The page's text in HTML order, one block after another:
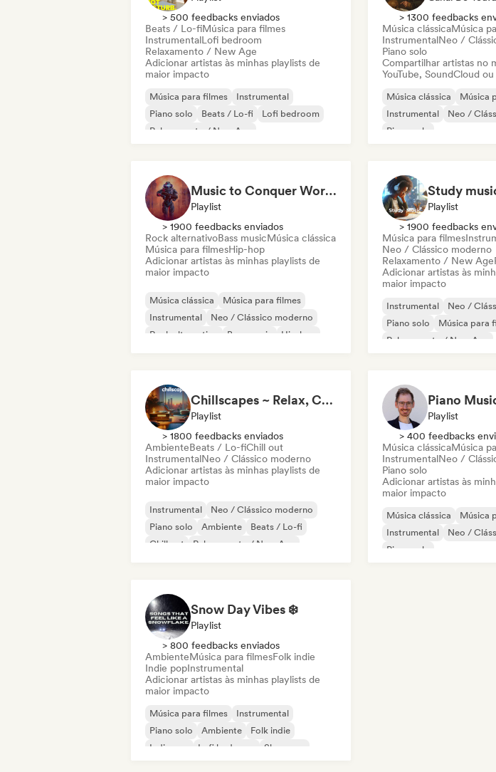
> 500 feedbacks enviados
Beats / Lo-fiMúsica para filmes
InstrumentalLofi bedroom
Relaxamento / New Age
Adicionar artistas às minhas playlists de
maior impacto
Música para filmes
Instrumental
Piano solo
Beats / Lo-fi
Lofi bedroom
Relaxamento / New Age
> 1300 feedbacks
Música clássicaMúsica
InstrumentalNeo /
Piano solo
Compartilhar artistas no
YouTube, SoundCloud
Música clássica
Música
Instrumental
Neo /
Piano solo
Music to Conquer Worlds To ⚔️ Epic Orchestral, Cinematic & Trailer Music
Playlist
> 1900 feedbacks enviados
Rock alternativoBass musicMúsica clássica
Música para filmesHip-hop
Adicionar artistas às minhas playlists de
maior impacto
Música clássica
Música para filmes
Instrumental
Neo / Clássico moderno
Rock alternativo
Bass music
Hip-hop
Study
Playlist
> 1900 feedbacks
Música para filmes
Neo / Clássico moderno
Relaxamento / New Age
Adicionar artistas às
maior impacto
Instrumental
Neo /
Piano solo
Música para
Relaxamento / New Age
Chillscapes ~ Relax, Concentrate, Meditate, Sleep, Dream
Playlist
> 1800 feedbacks enviados
AmbienteBeats / Lo-fiChill out
InstrumentalNeo / Clássico moderno
Adicionar artistas às minhas playlists de
maior impacto
Instrumental
Neo / Clássico moderno
Piano solo
Ambiente
Beats / Lo-fi
Chill out
Relaxamento / New Age
Playlist
> 400 feedbacks
Música clássicaMúsica
InstrumentalNeo /
Piano solo
Adicionar artistas às
maior impacto
Música clássica
Música
Instrumental
Neo /
Piano solo
Snow Day Vibes ❄️
Playlist
> 800 feedbacks enviados
AmbienteMúsica para filmesFolk indie
Indie popInstrumental
Adicionar artistas às minhas playlists de
maior impacto
Música para filmes
Instrumental
Piano solo
Ambiente
Folk indie
Indie pop
Lofi bedroom Shoegaze